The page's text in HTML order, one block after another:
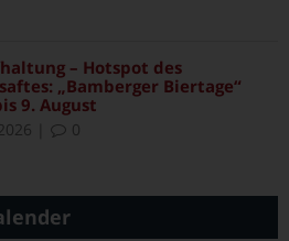
– Hotspot des
„Bamberger Biertage“
9. August
0